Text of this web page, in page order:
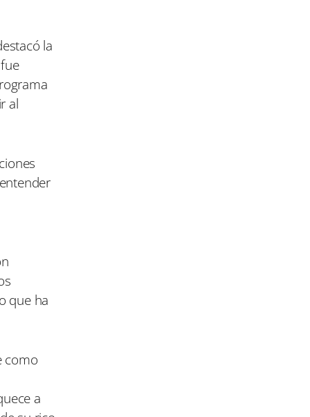
la
al
que ha
como
a